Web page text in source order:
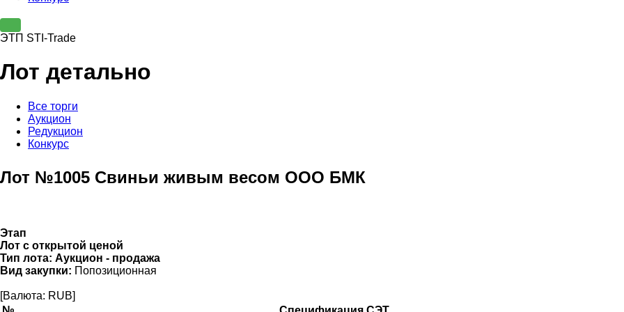
ЭТП STI-Trade
Лот детально
Все торги
Аукцион
Редукцион
Конкурс
Лот №1005 Свиньи живым весом ООО БМК
Этап
Лот с открытой ценой
Тип лота: Аукцион - продажа
Вид закупки: Попозиционная
[Валюта: RUB]